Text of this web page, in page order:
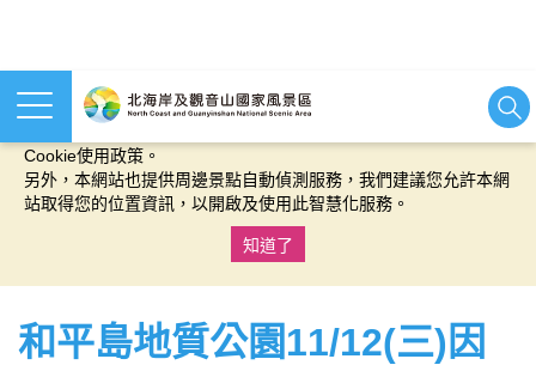
本網站使用cookies等相關技術以持續優化網站服務，並有助於為
Cookie使用政策。
另外，本網站也提供周邊景點自動偵測服務，我們建議您允許本網
站取得您的位置資訊，以開啟及使用此智慧化服務。
知道了
和平島地質公園11/12(三)因